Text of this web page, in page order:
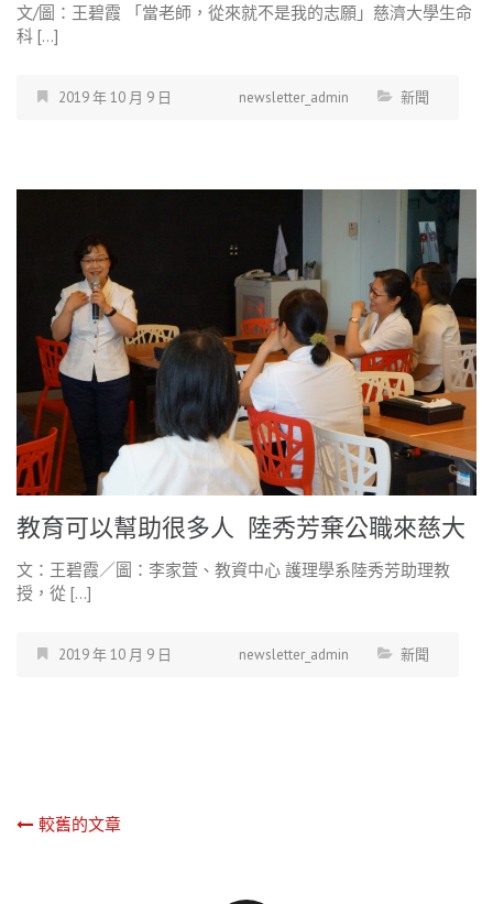
文/圖：王碧霞 「當老師，從來就不是我的志願」慈濟大學生命
科 […]
2019 年 10 月 9 日 newsletter_admin 新聞
教育可以幫助很多人 陸秀芳棄公職來慈大
文：王碧霞／圖：李家萓、教資中心 護理學系陸秀芳助理教
授，從 […]
2019 年 10 月 9 日 newsletter_admin 新聞
文較舊的文章